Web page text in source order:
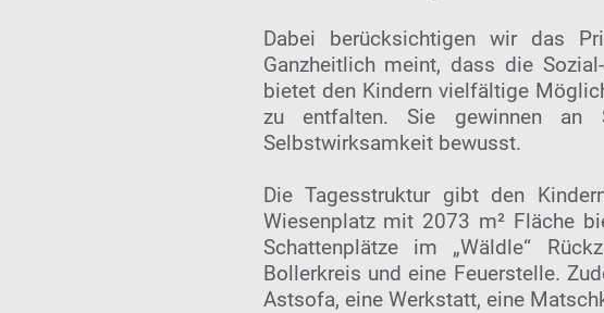
Dabei berücksichtigen wir das
Ganzheitlich meint, dass die
bietet den Kindern vielfältige
zu entfalten. Sie gewinnen an
Selbstwirksamkeit bewusst.
Die Tagesstruktur gibt den
Wiesenplatz mit 2073 m² Fläche
Schattenplätze im „Wäldle“
Bollerkreis und eine Feuerstelle.
Astsofa, eine Werkstatt, eine